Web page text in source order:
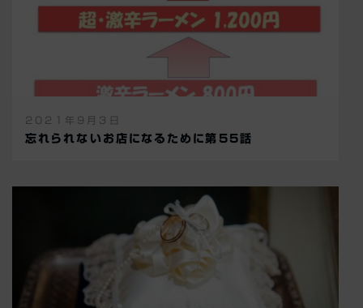
2021年9月3日
忘れられないお店になるために第55話